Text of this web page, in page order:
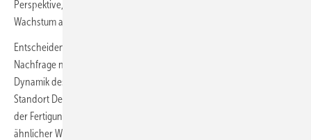
Perspektive, insbesondere einen verlässlichen und eindeutig auf
Wachstum ausgerichteten Heimatmarkt.
Entscheidend seien dafür laut PwC konsequente Maßnahmen, um die
Nachfrage nach Wärmepumpen wieder anzukurbeln und an die gute
Dynamik des Jahres 2022 anzuknüpfen. Außerdem müsse der
Standort Deutschland attraktiver werden und der begonnene Ausbau
der Fertigungskapazitäten mit attraktiven Rahmenbedingungen in
ähnlicher Weise unterstützt werden, wie dies in Nordamerika und